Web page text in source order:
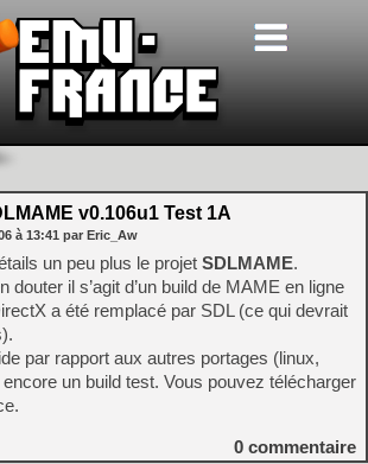
v0.106u1 Test 1A
à 13:41 par Eric_Aw
un peu plus le projet SDLMAME.
douter il s’agit d’un build de MAME en ligne
a été remplacé par SDL (ce qui devrait
par rapport aux autres portages (linux,
un build test. Vous pouvez télécharger
0 commentaire